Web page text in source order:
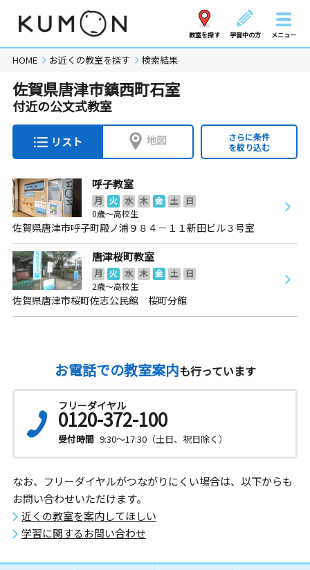
教室を探す 学習中の方 メニュー
HOME お近くの教室を探す 検索結果
佐賀県唐津市鎮西町石室
付近の公文式教室
リスト 地図
さらに条件
を絞り込む
呼子教室
月 火 水 木 金 土
日
0歳～高校生
佐賀県唐津市呼子町殿ノ浦９８４－１１新田ビル３号室
唐津桜町教室
月 火 水 木 金 土
日
2歳～高校生
佐賀県唐津市桜町佐志公民館 桜町分館
お電話での教室案内も行っています
フリーダイヤル
0120-372-100
受付時間 9:30～17:30（土日、祝日除く）
なお、フリーダイヤルがつながりにくい場合は、以下からも
お問い合わせいただけます。
近くの教室を案内してほしい
学習に関するお問い合わせ